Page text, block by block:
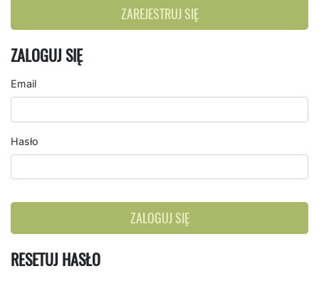
ZAREJESTRUJ SIĘ
ZALOGUJ SIĘ
Email
Hasło
ZALOGUJ SIĘ
RESETUJ HASŁO